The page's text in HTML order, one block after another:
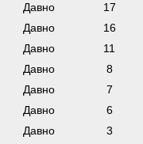
Давно
17
Давно
16
Давно
11
Давно
8
Давно
7
Давно
6
Давно
3